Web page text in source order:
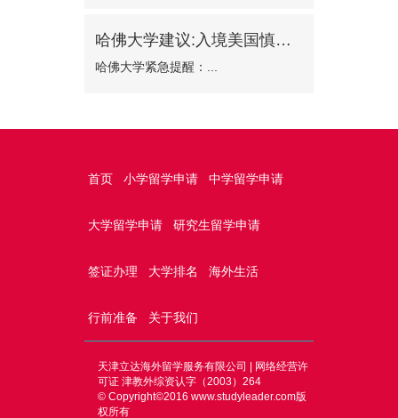
哈佛大学建议:入境美国慎选波士顿机场
哈佛大学紧急提醒：...
首页 小学留学申请 中学留学申请
大学留学申请 研究生留学申请
签证办理 大学排名 海外生活
行前准备 关于我们
天津立达海外留学服务有限公司 | 网络经营许
可证 津教外综资认字（2003）264
© Copyright©2016 www.studyleader.com版
权所有